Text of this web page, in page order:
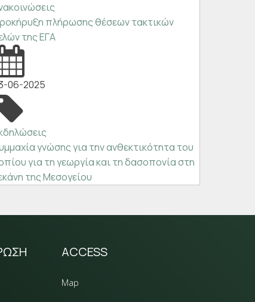
πλήρωσης θέσεων τακτικών
της ΕΓΑ
06-2025
γνώσης για την ανθεκτικότητα του
για τη γεωργία και τη δασοπονία στη
της Μεσογείου
ACCESS
Map